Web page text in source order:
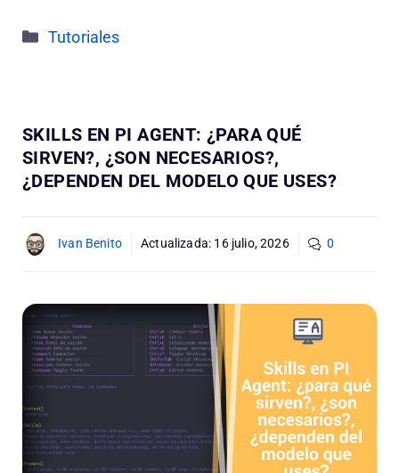
Categorías
Tutoriales
SKILLS EN PI AGENT: ¿PARA QUÉ
SIRVEN?, ¿SON NECESARIOS?,
¿DEPENDEN DEL MODELO QUE USES?
Ivan Benito Actualizada: 16 julio, 2026 0